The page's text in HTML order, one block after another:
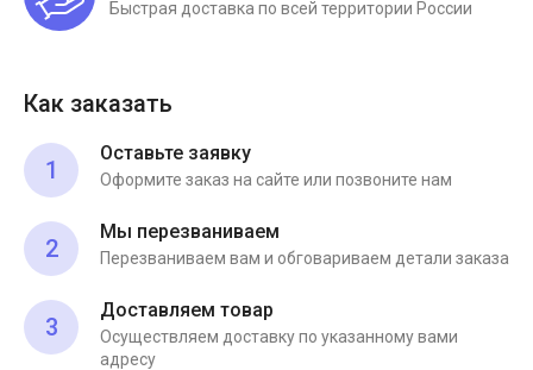
Быстрая доставка по всей территории России
Как заказать
1
Оставьте заявку
Оформите заказ на сайте или позвоните нам
2
Мы перезваниваем
Перезваниваем вам и обговариваем детали заказа
3
Доставляем товар
Осуществляем доставку по указанному вами
адресу